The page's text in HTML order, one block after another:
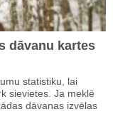
dāvanu kartes
statistiku, lai
sievietes. Ja meklē
dāvanas izvēlas